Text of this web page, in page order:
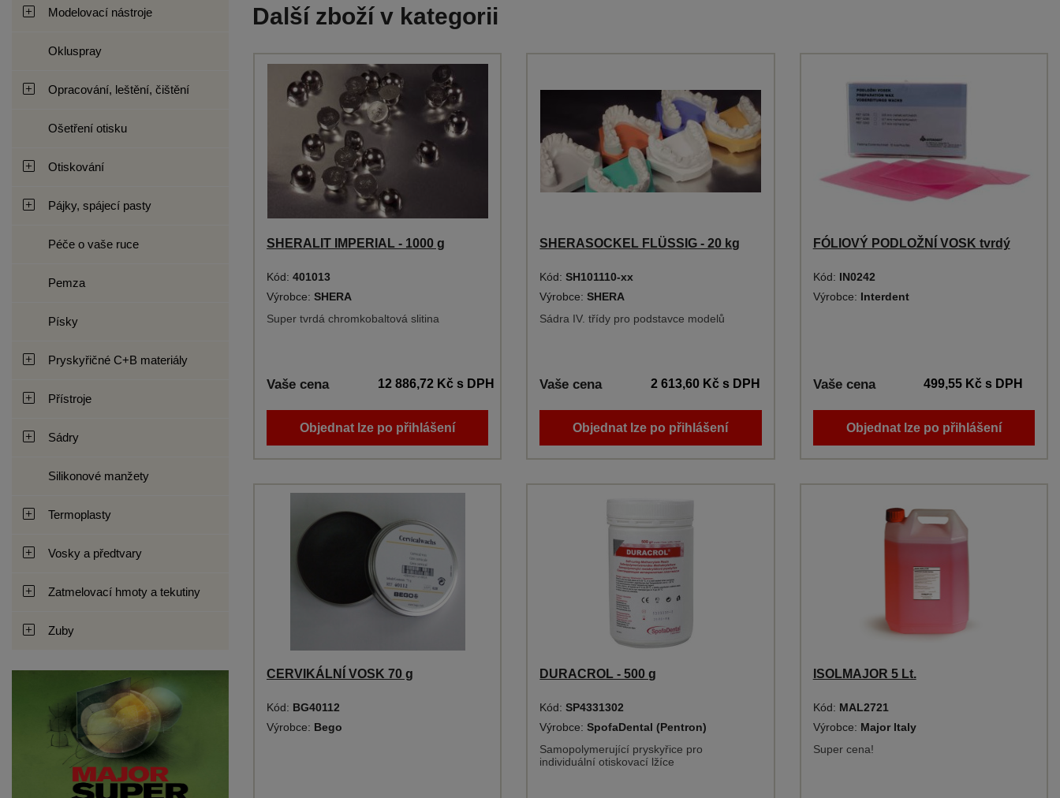
Modelovací nástroje
Okluspray
Opracování, leštění, čištění
Ošetření otisku
Otiskování
Pájky, spájecí pasty
Péče o vaše ruce
Pemza
Písky
Pryskyřičné C+B materiály
Přístroje
Sádry
Silikonové manžety
Termoplasty
Vosky a předtvary
Zatmelovací hmoty a tekutiny
Zuby
Další zboží v kategorii
SHERALIT IMPERIAL - 1000 g
Kód: 401013
Výrobce: SHERA
Super tvrdá chromkobaltová slitina
Vaše cena 12 886,72 Kčs DPH
Objednat lze po přihlášení
SHERASOCKEL FLÜSSIG - 20 kg
Kód:SH101110-xx
Výrobce:SHERA
Sádra IV. třídy pro podstavce modelů
Vaše cena 2 613,60 Kč s DPH
Objednat lze po přihlášení
FÓLIOVÝ PODLOŽNÍ VOSK tvrdý
Kód: IN0242
Výrobce: Interdent
Vaše cena 499,55 Kč s DPH
Objednat lze po přihlášení
CERVIKÁLNÍ VOSK 70 g
Kód: BG40112
Výrobce: Bego
DURACROL - 500 g
Kód:SP4331302
Výrobce:SpofaDental (Pentron)
Samopolymerující pryskyřice pro
individuální otiskovací lžíce
ISOLMAJOR 5 Lt.
Kód: MAL2721
Výrobce: Major Italy
Super cena!